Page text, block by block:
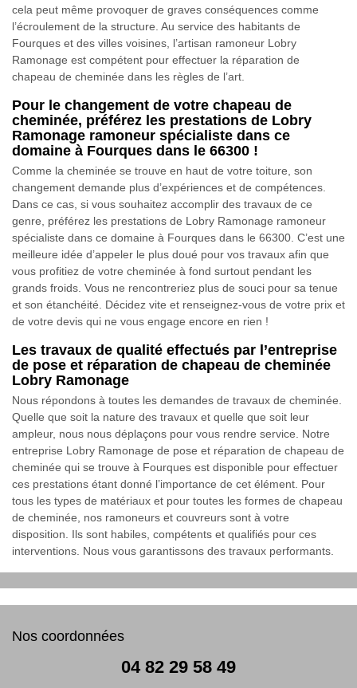
cela peut même provoquer de graves conséquences comme
l’écroulement de la structure. Au service des habitants de
Fourques et des villes voisines, l’artisan ramoneur Lobry
Ramonage est compétent pour effectuer la réparation de
chapeau de cheminée dans les règles de l’art.
Pour le changement de votre chapeau de
cheminée, préférez les prestations de Lobry
Ramonage ramoneur spécialiste dans ce
domaine à Fourques dans le 66300 !
Comme la cheminée se trouve en haut de votre toiture, son
changement demande plus d’expériences et de compétences.
Dans ce cas, si vous souhaitez accomplir des travaux de ce
genre, préférez les prestations de Lobry Ramonage ramoneur
spécialiste dans ce domaine à Fourques dans le 66300. C’est une
meilleure idée d’appeler le plus doué pour vos travaux afin que
vous profitiez de votre cheminée à fond surtout pendant les
grands froids. Vous ne rencontreriez plus de souci pour sa tenue
et son étanchéité. Décidez vite et renseignez-vous de votre prix et
de votre devis qui ne vous engage encore en rien !
Les travaux de qualité effectués par l’entreprise
de pose et réparation de chapeau de cheminée
Lobry Ramonage
Nous répondons à toutes les demandes de travaux de cheminée.
Quelle que soit la nature des travaux et quelle que soit leur
ampleur, nous nous déplaçons pour vous rendre service. Notre
entreprise Lobry Ramonage de pose et réparation de chapeau de
cheminée qui se trouve à Fourques est disponible pour effectuer
ces prestations étant donné l’importance de cet élément. Pour
tous les types de matériaux et pour toutes les formes de chapeau
de cheminée, nos ramoneurs et couvreurs sont à votre
disposition. Ils sont habiles, compétents et qualifiés pour ces
interventions. Nous vous garantissons des travaux performants.
Nos coordonnées
04 82 29 58 49